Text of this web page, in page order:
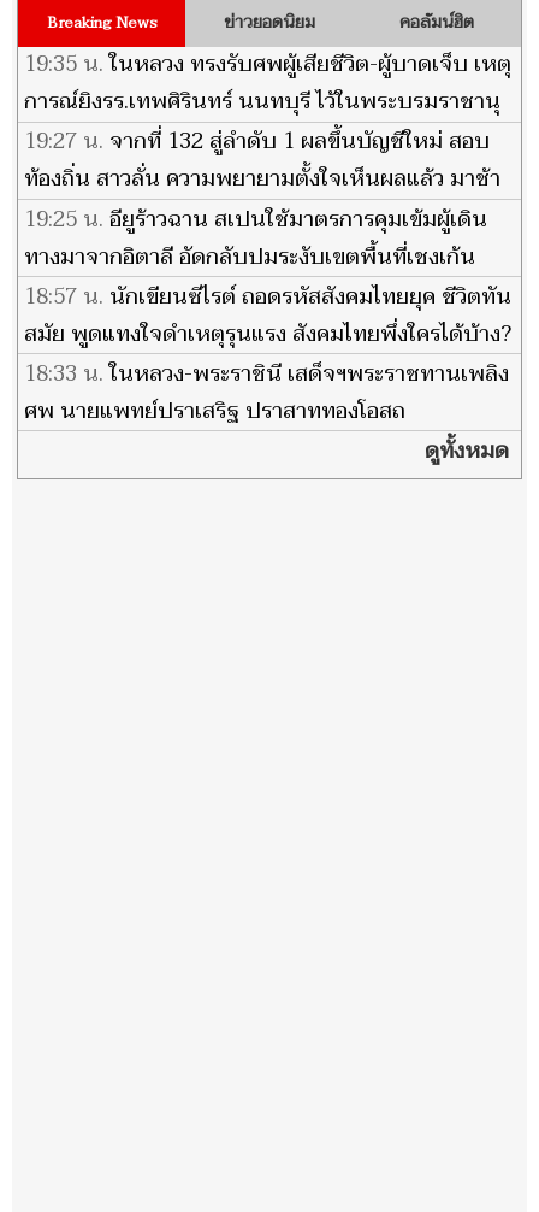
Breaking News ข่าวยอดนิยม คอลัมน์ฮิต
19:35 น.ในหลวง ทรงรับศพผู้เสียชีวิต-ผู้บาดเจ็บ เหตุ
การณ์ยิงรร.เทพศิรินทร์ นนทบุรี ไว้ในพระบรมราชานุ
เคราะห์
19:27 น. จากที่ 132 สู่ลำดับ 1 ผลขึ้นบัญชีใหม่ สอบ
ท้องถิ่น สาวลั่น ความพยายามตั้งใจเห็นผลแล้ว มาช้า
แต่ก็ภูมิใจ
19:25 น.อียูร้าวฉาน สเปนใช้มาตรการคุมเข้มผู้เดิน
ทางมาจากอิตาลี อัดกลับปมระงับเขตพื้นที่เชงเก้น
18:57 น. นักเขียนซีไรต์ ถอดรหัสสังคมไทยยุค ชีวิตทัน
สมัย พูดแทงใจดำเหตุรุนแรง สังคมไทยพึ่งใครได้บ้าง?
18:33 น.ในหลวง-พระราชินี เสด็จฯพระราชทานเพลิง
ศพ นายแพทย์ปราเสริฐ ปราสาททองโอสถ
ดูทั้งหมด